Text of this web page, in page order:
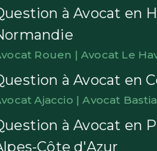
à Avocat en
Rouen | Avocat Le
à Avocat en
Ajaccio |Avocat Bastia
à Avocat en
Côte d'Azur